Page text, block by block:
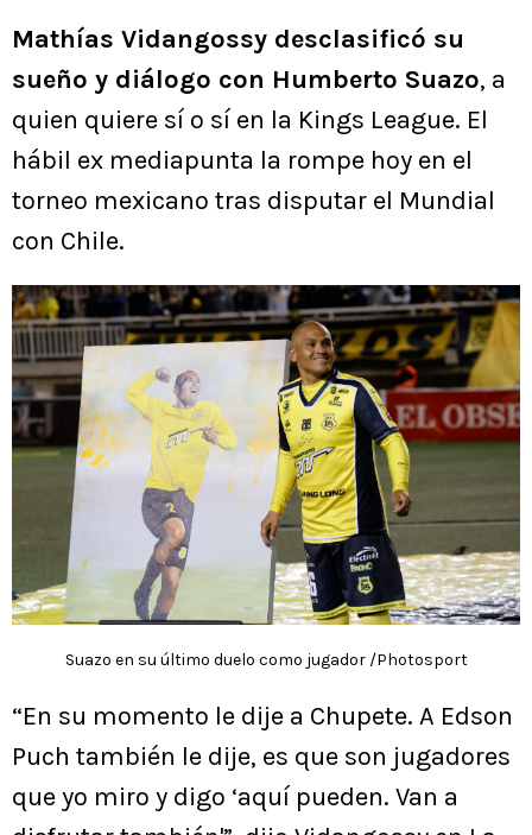
Mathías Vidangossy desclasificó su
sueño y diálogo con Humberto Suazo, a
quien quiere sí o sí en la Kings League. El
hábil ex mediapunta la rompe hoy en el
torneo mexicano tras disputar el Mundial
con Chile.
Suazo en su último duelo como jugador /Photosport
“En su momento le dije a Chupete. A Edson
Puch también le dije, es que son jugadores
que yo miro y digo ‘aquí pueden. Van a